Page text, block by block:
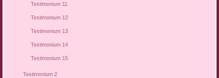
Testimonium 11
Testimonium 12
Testimonium 13
Testimonium 14
Testimonium 15
Testimonium 2